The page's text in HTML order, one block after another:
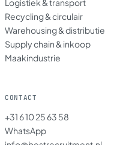
Logistiek & transport
Recycling & circulair
Warehousing & distributie
Supply chain & inkoop
Maakindustrie
CONTACT
+31 6 10 25 63 58
WhatsApp